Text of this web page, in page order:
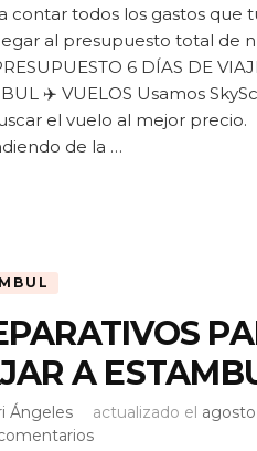
VIAJE
A
ESTAMBUL?
PARA
6
DÍAS
contar todos los gastos que
al presupuesto total de
6 DÍAS DE
✈️ VUELOS Usamos
el vuelo al mejor precio.
de la …
A
Ángeles actualizado el
en